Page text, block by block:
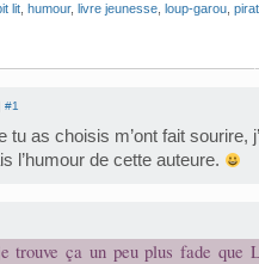
lit humour, livre jeunesse loup-garou
#1
tu as choisis m’ont fait sourire,
l’humour de cette auteure.
ça un peu plus fade que